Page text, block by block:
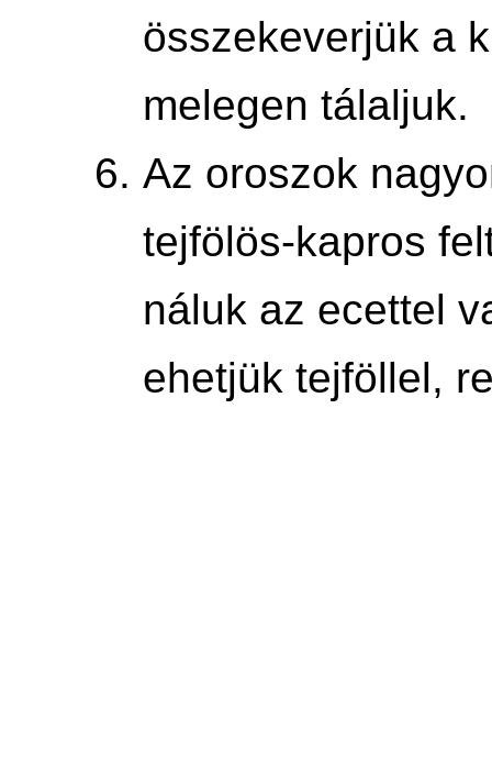
összekeverjük a
melegen tálaljuk.
Az oroszok
tejfölös-kapros
náluk az ecettel
ehetjük tejföllel,